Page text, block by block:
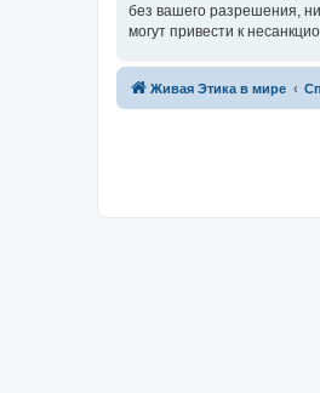
без вашего разрешения,
могут привести к
Живая Этика в мире